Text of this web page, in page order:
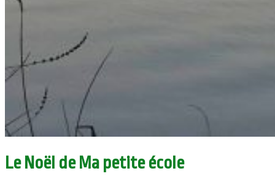
Le Noël de Ma petite école